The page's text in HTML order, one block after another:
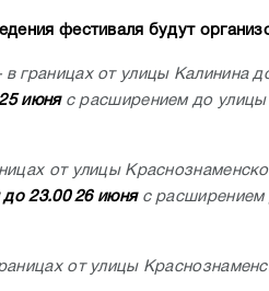
фестиваля будут
границах от улицы Калинина
июняс расширением до улицы
от улицы
до 23.00 26 июняс расширением
от улицы